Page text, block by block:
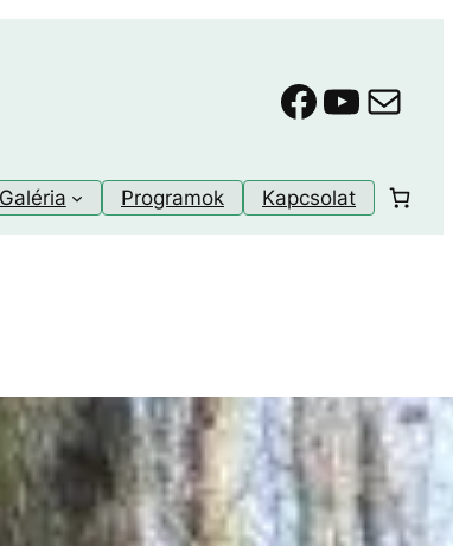
Mail
Galéria Programok Kapcsolat